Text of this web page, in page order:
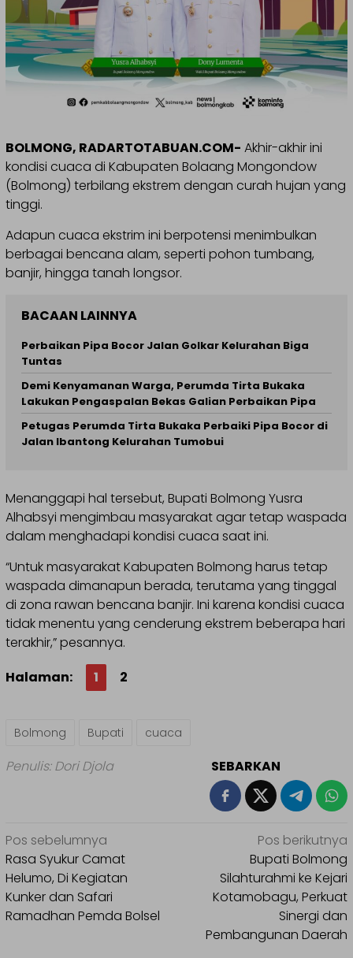
BOLMONG, RADARTOTABUAN.COM- Akhir-akhir ini
kondisi cuaca di Kabupaten Bolaang Mongondow
(Bolmong) terbilang ekstrem dengan curah hujan yang
tinggi.
Adapun cuaca ekstrim ini berpotensi menimbulkan
berbagai bencana alam, seperti pohon tumbang,
banjir, hingga tanah longsor.
BACAAN LAINNYA
Perbaikan Pipa Bocor Jalan Golkar Kelurahan Biga
Tuntas
Demi Kenyamanan Warga, Perumda Tirta Bukaka
Lakukan Pengaspalan Bekas Galian Perbaikan Pipa
Petugas Perumda Tirta Bukaka Perbaiki Pipa Bocor di
Jalan Ibantong Kelurahan Tumobui
Menanggapi hal tersebut, Bupati Bolmong Yusra
Alhabsyi mengimbau masyarakat agar tetap waspada
dalam menghadapi kondisi cuaca saat ini.
“Untuk masyarakat Kabupaten Bolmong harus tetap
waspada dimanapun berada, terutama yang tinggal
di zona rawan bencana banjir. Ini karena kondisi cuaca
tidak menentu yang cenderung ekstrem beberapa hari
terakhir,” pesannya.
Halaman:
1 2
Bolmong Bupati cuaca
Penulis: Dori Djola SEBARKAN
Navigasi
pos
Pos sebelumnya
Rasa Syukur Camat
Helumo, Di Kegiatan
Kunker dan Safari
Ramadhan Pemda Bolsel
Pos berikutnya
Bupati Bolmong
Silahturahmi ke Kejari
Kotamobagu, Perkuat
Sinergi dan
Pembangunan Daerah